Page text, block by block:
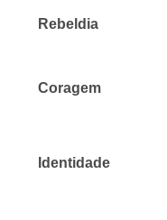
Rebeldia
Coragem
Identidade